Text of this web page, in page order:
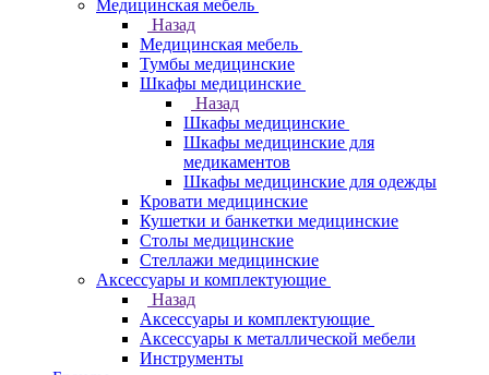
Медицинская мебель
Назад
Медицинская мебель
Тумбы медицинские
Шкафы медицинские
Назад
Шкафы медицинские
Шкафы медицинские для
медикаментов
Шкафы медицинские для одежды
Кровати медицинские
Кушетки и банкетки медицинские
Столы медицинские
Стеллажи медицинские
Аксессуары и комплектующие
Назад
Аксессуары и комплектующие
Аксессуары к металлической мебели
Инструменты